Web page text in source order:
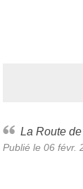
La Route
Publié le 06 févr.